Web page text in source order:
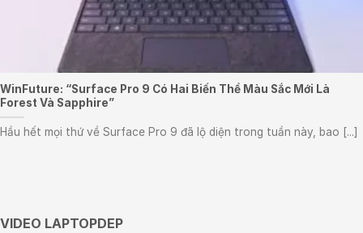
WinFuture: “Surface Pro 9 Có Hai Biến Thể Màu Sắc Mới Là
Forest Và Sapphire”
Hầu hết mọi thứ về Surface Pro 9 đã lộ diện trong tuần này, bao [...]
VIDEO LAPTOPDEP